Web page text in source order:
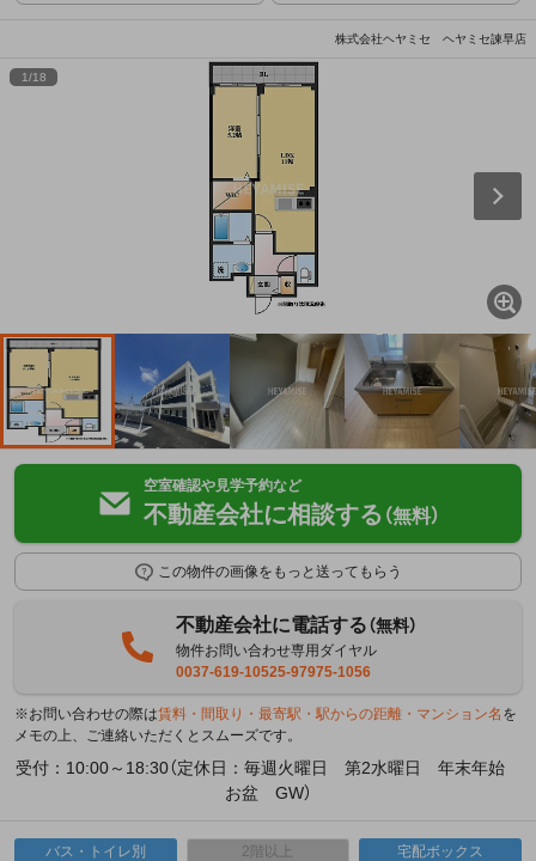
株式会社ヘヤミセ ヘヤミセ諫早店
1/18
空室確認や見学予約など
不動産会社に相談する （無料）
この物件の画像をもっと送ってもらう
不動産会社に電話する（無料）
物件お問い合わせ専用ダイヤル
0037-619-10525-97975-1056
※お問い合わせの際は賃料・間取り・最寄駅・駅からの距離・マンション名 を
メモの上、ご連絡いただくとスムーズです。
受付：10:00～18:30（定休日：毎週火曜日 第2水曜日 年末年始
お盆 GW）
バス・トイレ別 2階以上 宅配ボックス